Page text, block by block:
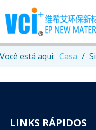
Você está aqui: Casa /
LINKS RÁPIDOS